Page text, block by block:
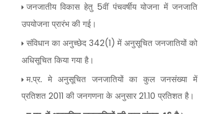
जनजातीय विकास हेतु 5वीं पंचवर्षीय योजना में जनजाति
उपयोजना प्रारंभ की गई।
संविधान का अनुच्छेद 342(1)में अनुसूचित जनजातियों को
अधिसूचित किया गया है।
म.प्र. मे अनुसूचित जनजातियों का कुल जनसंख्या में
प्रतिशत 2011 की जनगणना के अनुसार 21.10 प्रतिशत है।